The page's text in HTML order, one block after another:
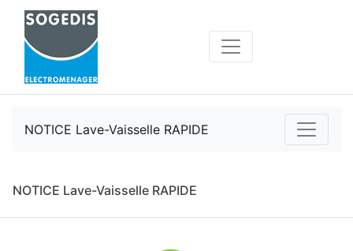
NOTICE Lave-Vaisselle RAPIDE
NOTICE Lave-Vaisselle RAPIDE